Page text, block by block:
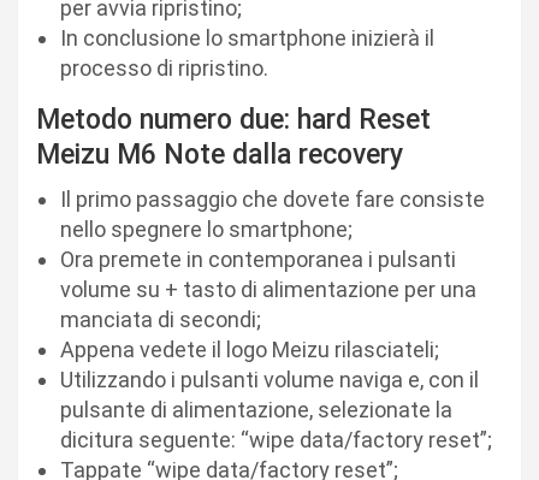
per avvia ripristino;
In conclusione lo smartphone inizierà il
processo di ripristino.
Metodo numero due: hard Reset
Meizu M6 Note dalla recovery
Il primo passaggio che dovete fare consiste
nello spegnere lo smartphone;
Ora premete in contemporanea i pulsanti
volume su + tasto di alimentazione per una
manciata di secondi;
Appena vedete il logo Meizu rilasciateli;
Utilizzando i pulsanti volume naviga e, con il
pulsante di alimentazione, selezionate la
dicitura seguente: “wipe data/factory reset”;
Tappate “wipe data/factory reset”;